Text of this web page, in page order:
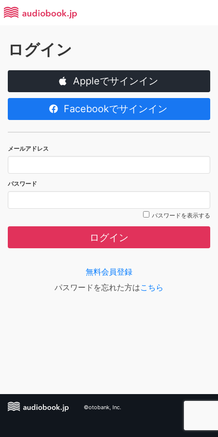
ログイン
Appleでサインイン
Facebookでサインイン
メールアドレス
パスワード
パスワードを表示する
ログイン
無料会員登録
パスワードを忘れた方はこちら
©otobank, Inc.